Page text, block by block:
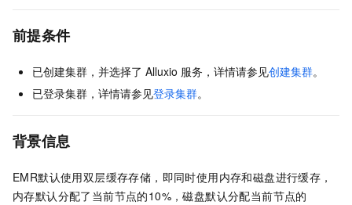
前提条件
已创建集群，并选择了 Alluxio 服务，详情请参见创建集群。
已登录集群，详情请参见登录集群。
背景信息
EMR默认使用双层缓存存储，即同时使用内存和磁盘进行缓存，
内存默认分配了当前节点的10%，磁盘默认分配当前节点的